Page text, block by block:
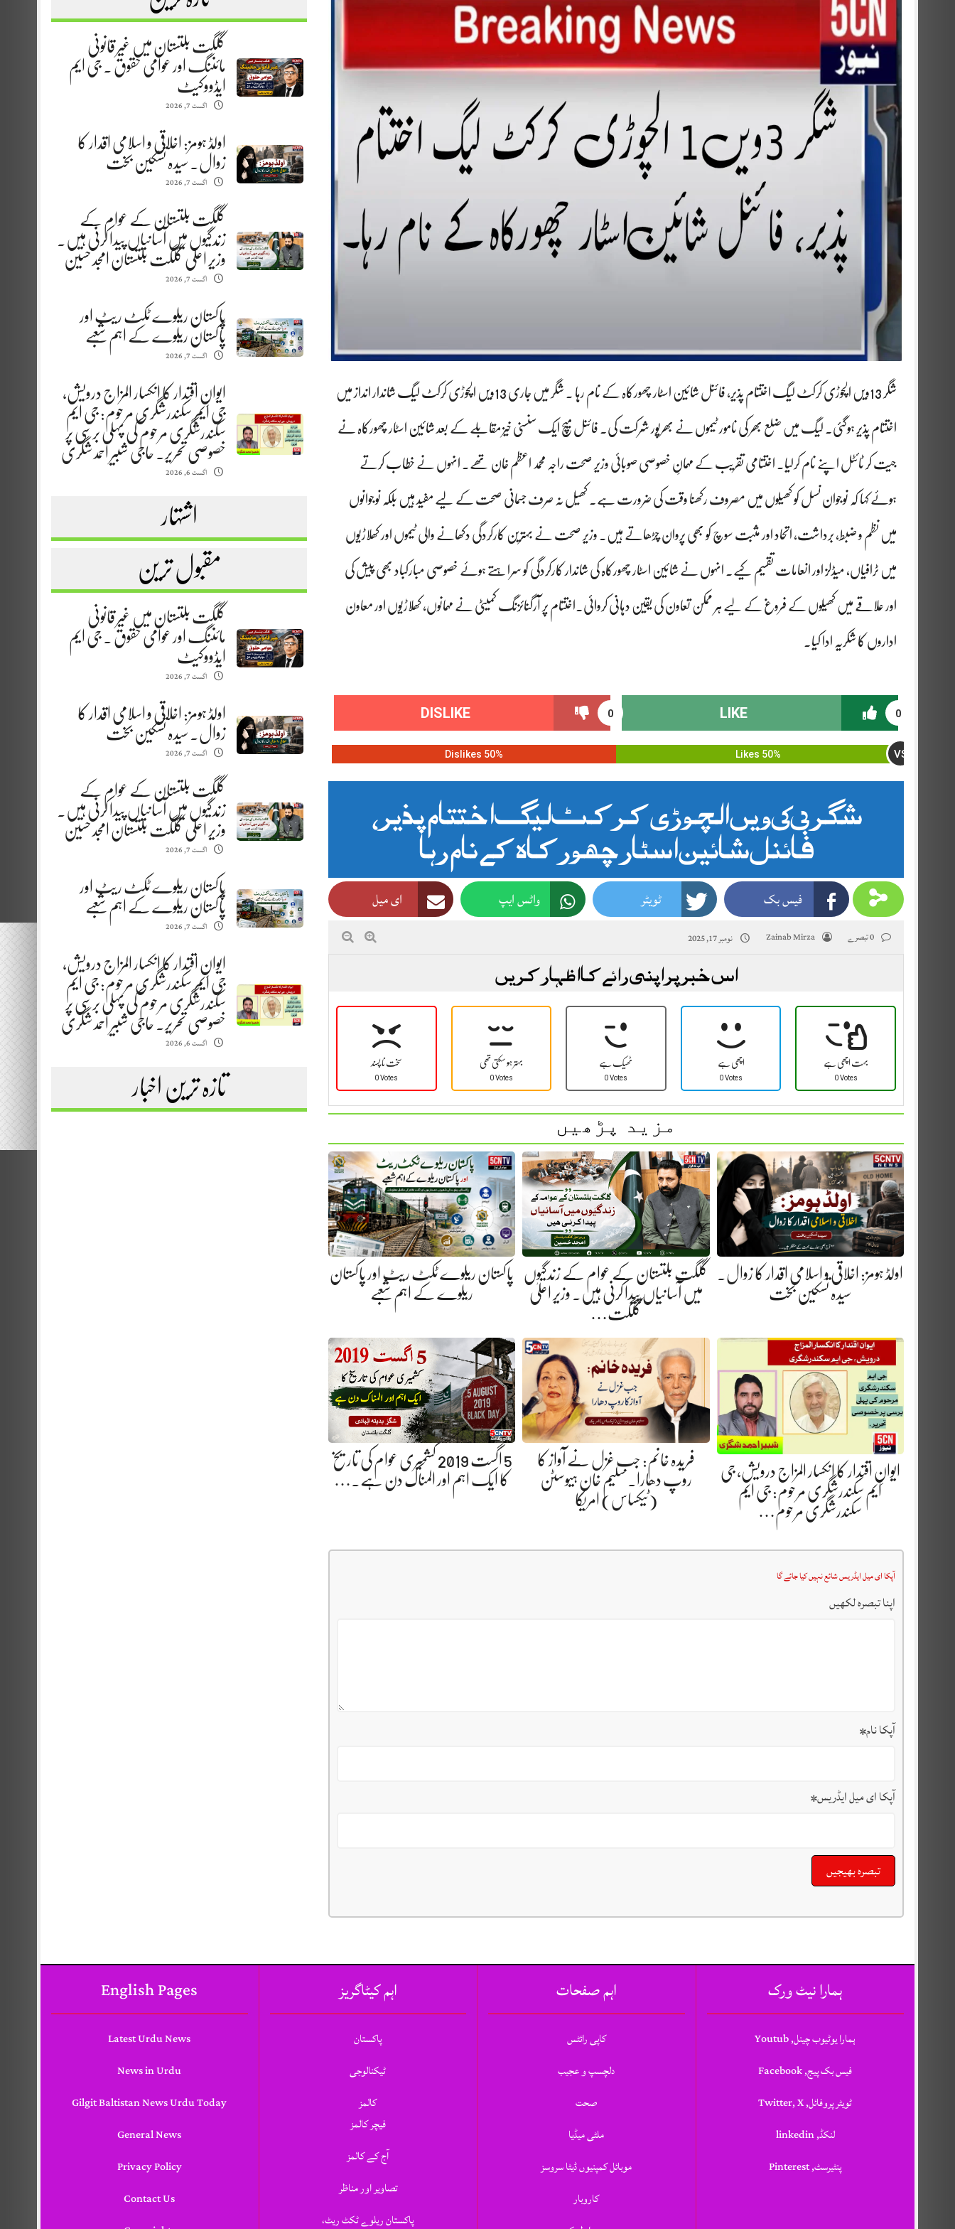
گلگت بلتستان میں غیر قانونی
مائننگ اور عوامی حقوق . جی ایم
ایڈووکیٹ
اگست 7, 2026
اولڈ ہومز: اخلاقی و اسلامی اقدار کا
زوال. سیدہ تسکین بخت
اگست 7, 2026
گلگت بلتستان کے عوام کے
زندگیوں میں آسانیاں پیدا کرنی ہیں.
وزیر اعلیٰ گلگت بلتستان امجد حسین
اگست 7, 2026
پاکستان ریلوے ٹکٹ ریٹ اور
پاکستان ریلوے کے اہم شعبے
اگست 7, 2026
ایوانِ اقتدار کا انکسار المزاج درویش،
جی ایم سکندرشگری مرحوم: جی ایم
سکندرشگری مرحوم کی پہلی برسی پر
خصوصی تحریر. حاجی شبیر احمد شگری
اگست 6, 2026
اشتہار
مقبول ترین
گلگت بلتستان میں غیر قانونی
مائننگ اور عوامی حقوق . جی ایم
ایڈووکیٹ
اگست 7, 2026
اولڈ ہومز: اخلاقی و اسلامی اقدار کا
زوال. سیدہ تسکین بخت
اگست 7, 2026
گلگت بلتستان کے عوام کے
زندگیوں میں آسانیاں پیدا کرنی ہیں.
وزیر اعلیٰ گلگت بلتستان امجد حسین
اگست 7, 2026
پاکستان ریلوے ٹکٹ ریٹ اور
پاکستان ریلوے کے اہم شعبے
اگست 7, 2026
ایوانِ اقتدار کا انکسار المزاج درویش،
جی ایم سکندرشگری مرحوم: جی ایم
سکندرشگری مرحوم کی پہلی برسی پر
خصوصی تحریر. حاجی شبیر احمد شگری
اگست 6, 2026
تازہ ترین اخبار
شگر 13ویں الچوڑی کرکٹ لیگ اختتام پذیر، فائنل شائین اسٹار چھورکاہ کے نام رہا ۔ شگر میں جاری 13ویں الچوڑی کرکٹ لیگ شاندار انداز میں
اختتام پذیر ہوگئی۔ لیگ میں ضلع بھر کی نامور ٹیموں نے بھرپور شرکت کی۔ فائنل میچ ایک سنسنی خیز مقابلے کے بعد شائین اسٹار چھورکاہ نے
جیت کر ٹائٹل اپنے نام کرلیا۔ اختتامی تقریب کے مہمانِ خصوصی صوبائی وزیر صحت راجہ محمد اعظم خان تھے۔ انہوں نے خطاب کرتے
ہوئے کہا کہ نوجوان نسل کو کھیلوں میں مصروف رکھنا وقت کی ضرورت ہے۔ کھیل نہ صرف جسمانی صحت کے لیے مفید ہیں بلکہ نوجوانوں
میں نظم و ضبط، برداشت، اتحاد اور مثبت سوچ کو بھی پروان چڑھاتے ہیں۔ وزیر صحت نے بہترین کارکردگی دکھانے والی ٹیموں اور کھلاڑیوں
میں ٹرافیاں، میڈلز اور انعامات تقسیم کیے۔ انہوں نے شائین اسٹار چھورکاہ کی شاندار کارکردگی کو سراہتے ہوئے خصوصی مبارکباد بھی پیش کی
اور علاقے میں کھیلوں کے فروغ کے لیے ہر ممکن تعاون کی یقین دہانی کروائی۔اختتام پر آرگنائزنگ کمیٹی نے مہمانوں، کھلاڑیوں اور معاون
اداروں کا شکریہ ادا کیا۔
0
LIKE
0
DISLIKE
50% Likes VS
50% Dislikes
شگر 13ویں الچوڑی کرکٹ لیگ اختتام پذیر،
فائنل شائین اسٹار چھورکاہ کے نام رہا
فیس بک ٹویٹر واٹس ایپ ای میل
Zainab Mirza نومبر 17, 2025
اس خبر پر اپنی رائے کا اظہار کریں
سخت نا پسند
0 Votes
بہتر ہو سکتی تھی
0 Votes
ٹھیک ہے
0 Votes
اچھی ہے
0 Votes
بہت اچھی ہے
0 Votes
مزید پڑھیں
اولڈ ہومز: اخلاقی و اسلامی اقدار کا زوال.
سیدہ تسکین بخت
گلگت بلتستان کے عوام کے زندگیوں
میں آسانیاں پیدا کرنی ہیں. وزیر اعلیٰ
گلگت…
پاکستان ریلوے ٹکٹ ریٹ اور پاکستان
ریلوے کے اہم شعبے
ایوانِ اقتدار کا انکسار المزاج درویش، جی
ایم سکندرشگری مرحوم: جی ایم
سکندرشگری مرحوم…
فریدہ خانم: جب غزل نے آواز کا
روپ دھارا. سلیم خان ہیوسٹن
(ٹیکساس) امریکا
5 اگست 2019 کشمیری عوام کی تاریخ
کا ایک اہم اور المناک دن ہے.…
آپکا ای میل ایڈریس شائع نہیں کیا جائے گا
اپنا تبصرہ لکھیں
آپکا نام*
آپکا ای میل ایڈریس*
English Pages
Latest Urdu News
News in Urdu
Gilgit Baltistan News Urdu Today
General News
Privacy Policy
Contact Us
اہم کیٹاگریز
پاکستان
ٹیکنالوجی
کالمز
فیچر کالمز
آج کے کالمز
تصاویر اور مناظر
پاکستان ریلوے ٹکٹ ریٹ،
اہم صفحات
کاپی رائٹس
دلچسپ و عجیب
صحت
ملٹی میڈیا
موبائل کمپنیوں ڈیٹا سروسز
کاروبار
ہمارا نیٹ ورک
ہمارا یوٹیوب چینل, Youtub
فیس بک پیج, Facebook
ٹویٹر پروفائل, Twitter, X
لنکڈ, linkedin
پنٹیرسٹ, Pinterest